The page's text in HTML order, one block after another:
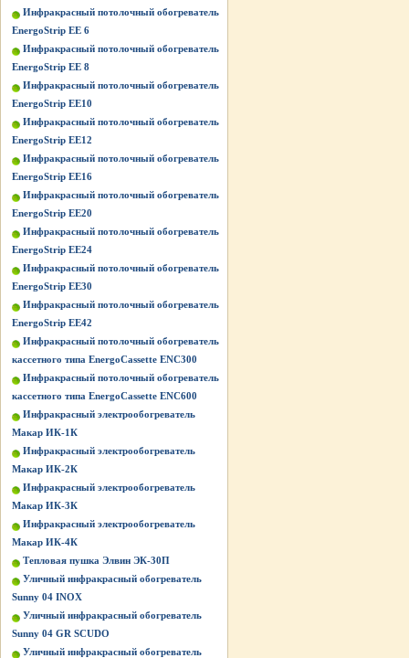
Инфракрасный потолочный обогреватель
EnergoStrip EE 6
Инфракрасный потолочный обогреватель
EnergoStrip EE 8
Инфракрасный потолочный обогреватель
EnergoStrip EE10
Инфракрасный потолочный обогреватель
EnergoStrip EE12
Инфракрасный потолочный обогреватель
EnergoStrip EE16
Инфракрасный потолочный обогреватель
EnergoStrip EE20
Инфракрасный потолочный обогреватель
EnergoStrip EE24
Инфракрасный потолочный обогреватель
EnergoStrip EE30
Инфракрасный потолочный обогреватель
EnergoStrip EE42
Инфракрасный потолочный обогреватель
кассетного типа EnergoCassette ENC300
Инфракрасный потолочный обогреватель
кассетного типа EnergoCassette ENC600
Инфракрасный электрообогреватель
Макар ИК-1К
Инфракрасный электрообогреватель
Макар ИК-2К
Инфракрасный электрообогреватель
Макар ИК-3К
Инфракрасный электрообогреватель
Макар ИК-4К
Тепловая пушка Элвин ЭК-30П
Уличный инфракрасный обогреватель
Sunny 04 INOX
Уличный инфракрасный обогреватель
Sunny 04 GR SCUDO
Уличный инфракрасный обогреватель